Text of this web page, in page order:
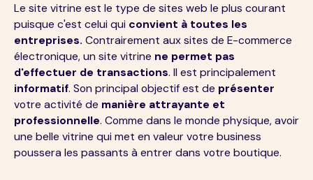
Le site vitrine est le type de sites web le plus courant
puisque c'est celui qui convient à toutes les
entreprises. Contrairement aux sites de E-commerce
électronique, un site vitrine ne permet pas
d'effectuer de transactions. Il est principalement
informatif. Son principal objectif est de présenter
votre activité de manière attrayante et
professionnelle. Comme dans le monde physique, avoir
une belle vitrine qui met en valeur votre business
poussera les passants à entrer dans votre boutique.